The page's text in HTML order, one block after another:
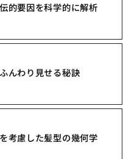
的要因を科学的に解析
んわり見せる秘訣
考慮した髪型の幾何学